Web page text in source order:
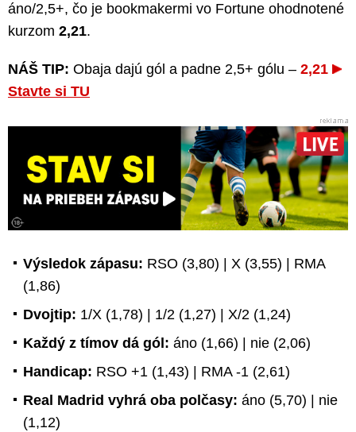
áno/2,5+, čo je bookmakermi vo Fortune ohodnotené
kurzom 2,21.
NÁŠ TIP: Obaja dajú gól a padne 2,5+ gólu – 2,21
Stavte si TU
Výsledok zápasu: RSO (3,80) | X (3,55) | RMA
(1,86)
Dvojtip: 1/X (1,78) | 1/2 (1,27) | X/2 (1,24)
Každý z tímov dá gól: áno (1,66) | nie (2,06)
Handicap: RSO +1 (1,43) | RMA -1 (2,61)
Real Madrid vyhrá oba polčasy: áno (5,70) | nie
(1,12)